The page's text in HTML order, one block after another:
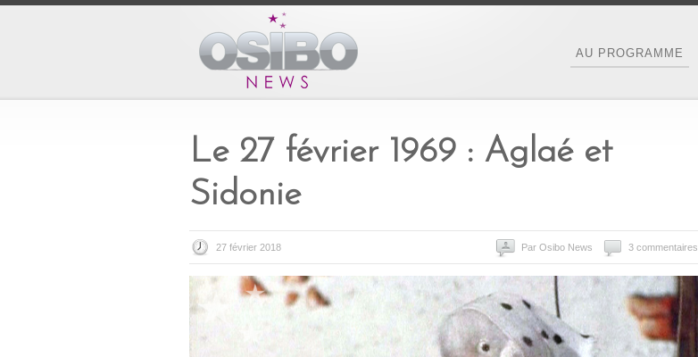
AU PROGRAMME
Le 27 février 1969 : Aglaé et
Sidonie
27 février 2018 3 commentaires
Par Osibo News